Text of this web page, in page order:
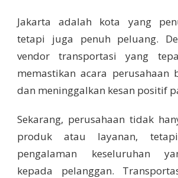
Jakarta adalah kota yang
tetapi juga penuh peluang.
vendor transportasi yang
memastikan acara perusahaan
dan meninggalkan kesan positif
Sekarang, perusahaan tidak
produk atau layanan,
pengalaman keseluruhan
kepada pelanggan.